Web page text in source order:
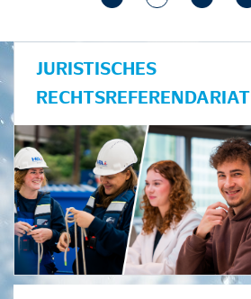
JURISTISCHES
RECHTSREFERENDARIAT